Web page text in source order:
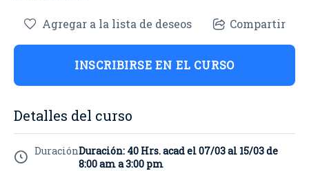
Agregar a la lista de deseos Compartir
INSCRIBIRSE EN EL CURSO
Detalles del curso
DuraciónDuración: 40 Hrs. acad el 07/03 al 15/03 de
8:00 am a 3:00 pm